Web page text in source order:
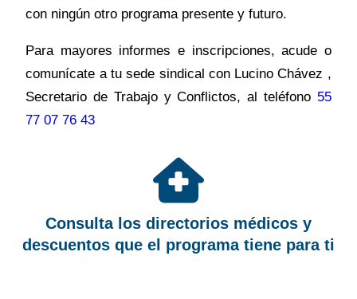
con ningún otro programa presente y futuro.
Para mayores informes e inscripciones, acude o
comunícate a tu sede sindical con Lucino Chávez ,
Secretario de Trabajo y Conflictos, al teléfono 55
77 07 76 43
Consulta los directorios médicos y
descuentos que el programa tiene para ti